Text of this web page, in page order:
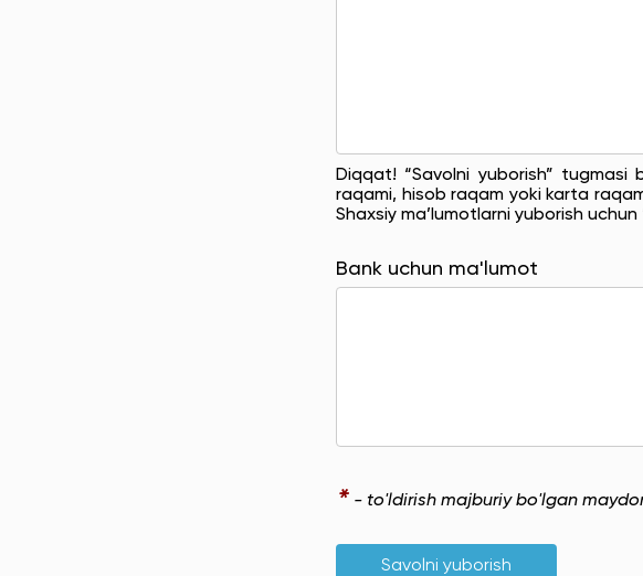
Diqqat! “Savolni yuborish” tugmasi
raqami, hisob raqam yoki karta
Shaxsiy ma’lumotlarni yuborish
Bank uchun ma'lumot
* - to'ldirish majburiy bo'lgan
Savolni yuborish